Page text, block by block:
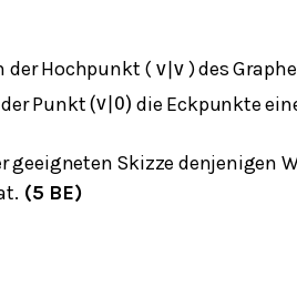
der Hochpunkt ( v| v) des
Punkt(v 0) die Eckpunkte
geeigneten Skizze denjenigen
(5 BE)